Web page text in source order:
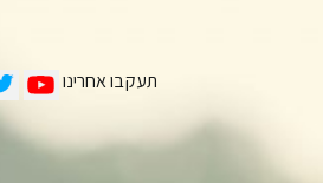
תעקבו אחרינו